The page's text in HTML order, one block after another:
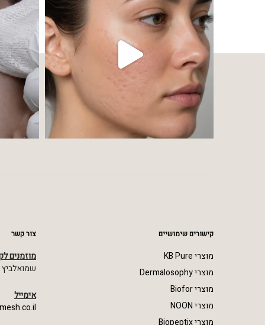
קישורים שימושיים
מוצרי KB Pure
מוצרי Dermalosophy
מוצרי Biofor
מוצרי NOON
מוצרי Biopeptix
צור קשר
מוזמנים
שמואלביץ מרדכי
אימייל